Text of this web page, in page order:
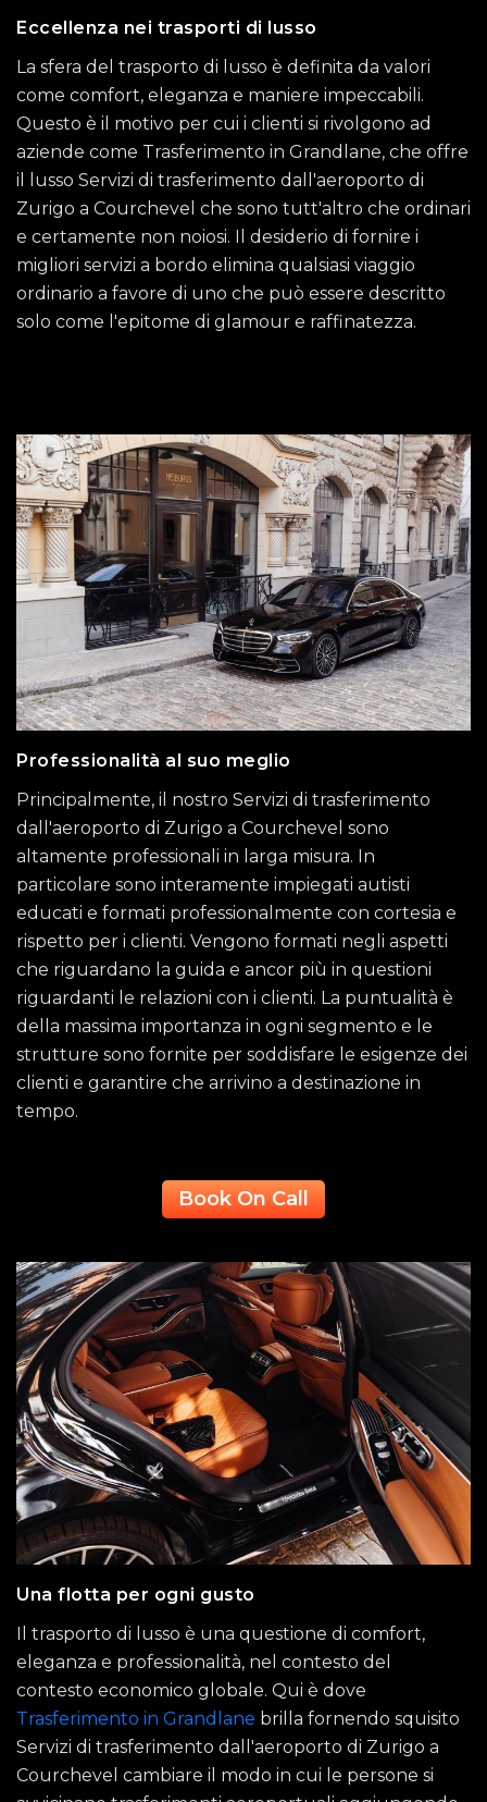
Eccellenza nei trasporti di lusso
La sfera del trasporto di lusso è definita da valori
come comfort, eleganza e maniere impeccabili.
Questo è il motivo per cui i clienti si rivolgono ad
aziende come Trasferimento in Grandlane, che offre
il lusso Servizi di trasferimento dall'aeroporto di
Zurigo a Courchevel che sono tutt'altro che ordinari
e certamente non noiosi. Il desiderio di fornire i
migliori servizi a bordo elimina qualsiasi viaggio
ordinario a favore di uno che può essere descritto
solo come l'epitome di glamour e raffinatezza.
Professionalità al suo meglio
Principalmente, il nostro Servizi di trasferimento
dall'aeroporto di Zurigo a Courchevel sono
altamente professionali in larga misura. In
particolare sono interamente impiegati autisti
educati e formati professionalmente con cortesia e
rispetto per i clienti. Vengono formati negli aspetti
che riguardano la guida e ancor più in questioni
riguardanti le relazioni con i clienti. La puntualità è
della massima importanza in ogni segmento e le
strutture sono fornite per soddisfare le esigenze dei
clienti e garantire che arrivino a destinazione in
tempo.
Book On Call
Una flotta per ogni gusto
Il trasporto di lusso è una questione di comfort,
eleganza e professionalità, nel contesto del
contesto economico globale. Qui è dove
Trasferimento in Grandlane brilla fornendo squisito
Servizi di trasferimento dall'aeroporto di Zurigo a
Courchevel cambiare il modo in cui le persone si